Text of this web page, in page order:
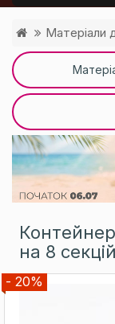
Матеріали
на 8
- 20%